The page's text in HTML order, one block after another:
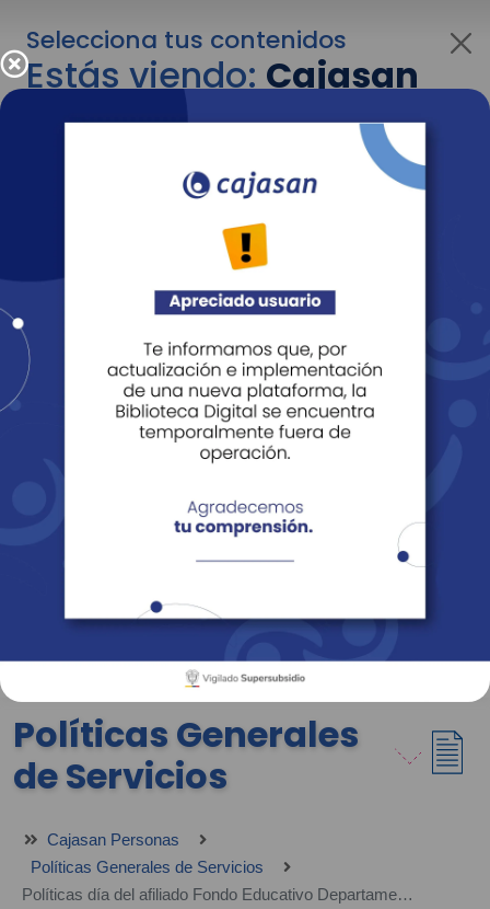
Selecciona tus contenidos
Estás viendo:Cajasan
para personas
Para cambiar al contenido de tu interés más
adelante recuerda utilizar el menú
Entendido
Revista Fácil Vivir
Sedes Directorio Servicios En Línea
Políticas Generales
de Servicios
Cajasan Personas
Políticas Generales de Servicios
Políticas día del afiliado Fondo Educativo Departamental